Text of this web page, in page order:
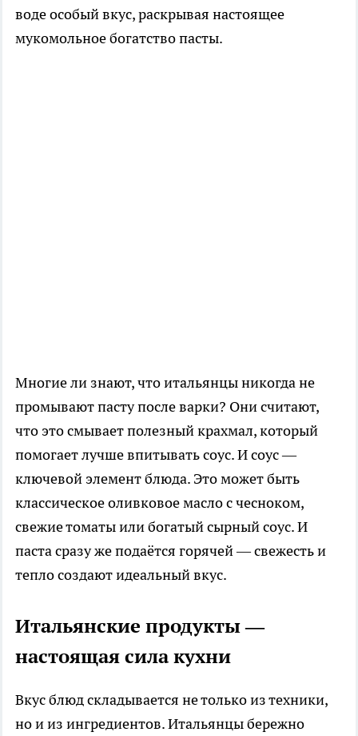
воде особый вкус, раскрывая настоящее
мукомольное богатство пасты.
Многие ли знают, что итальянцы никогда не
промывают пасту после варки? Они считают,
что это смывает полезный крахмал, который
помогает лучше впитывать соус. И соус —
ключевой элемент блюда. Это может быть
классическое оливковое масло с чесноком,
свежие томаты или богатый сырный соус. И
паста сразу же подаётся горячей — свежесть и
тепло создают идеальный вкус.
Итальянские продукты —
настоящая сила кухни
Вкус блюд складывается не только из техники,
но и из ингредиентов. Итальянцы бережно